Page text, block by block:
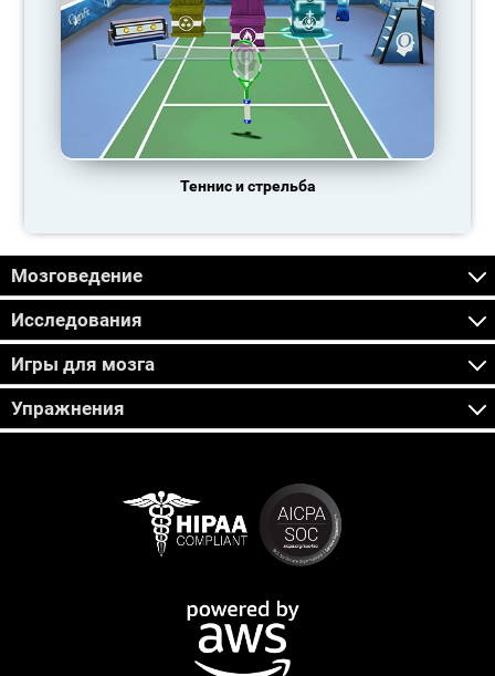
Теннис и стрельба
Мозговедение
Исследования
Игры для мозга
Упражнения